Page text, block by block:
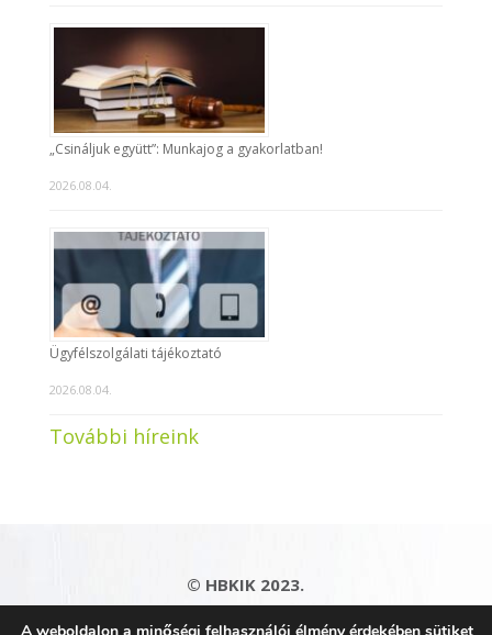
„Csináljuk együtt”: Munkajog a gyakorlatban!
2026.08.04.
Ügyfélszolgálati tájékoztató
2026.08.04.
További híreink
© HBKIK 2023.
Adatkezelési tájékoztató|Impresszum|